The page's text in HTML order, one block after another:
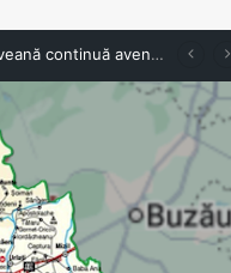
Turismul intern pierde teren în 2026. Numărul românilor cazați în unitățile turistice a scăzut cu 6,8% în primul semestru